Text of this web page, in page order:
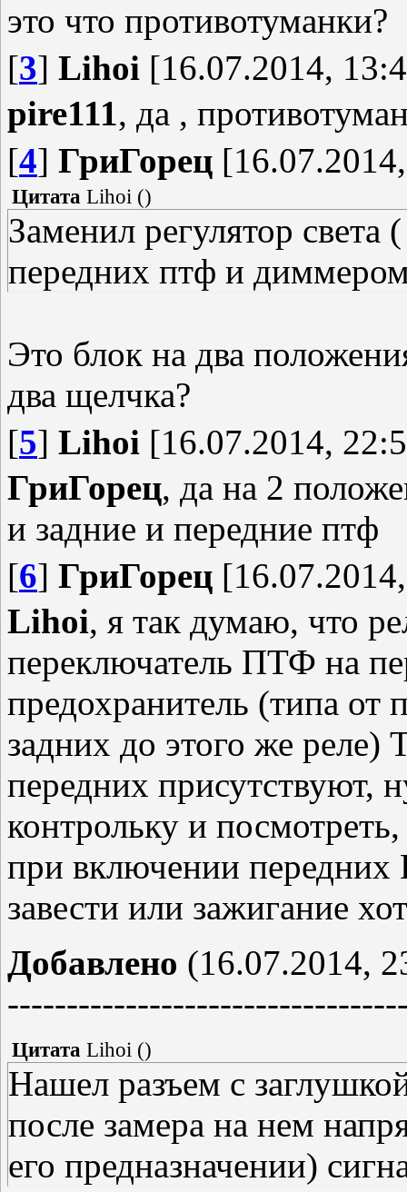
это что противотуманки?
[3] Lihoi [16.07.2014,
pire111, да ,
[4] ГриГорец
Цитата Lihoi ()
Заменил регулятор
передних птф и
Это блок на два
два щелчка?
[5] Lihoi [16.07.2014,
ГриГорец, да на 2
и задние и передние птф
[6] ГриГорец
Lihoi, я так думаю, что
переключатель ПТФ на
предохранитель (типа от
задних до этого же
передних присутствуют,
контрольку и посмотреть,
при включении
завести или зажигание
Добавлено (16.07.2014,
Цитата Lihoi ()
Нашел разъем с
после замера на нем
его предназначении)